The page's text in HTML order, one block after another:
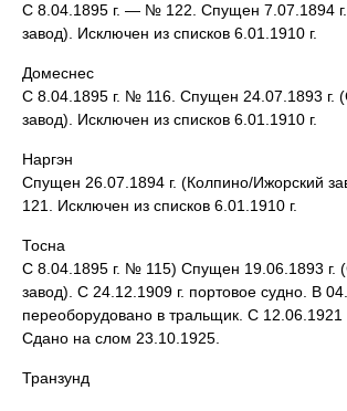
С 8.04.1895 г. — № 122. Спущен 7.07.1894
завод). Исключен из списков 6.01.1910 г.
Домеснес
С 8.04.1895 г. № 116. Спущен 24.07.1893 г.
завод). Исключен из списков 6.01.1910 г.
Наргэн
Спущен 26.07.1894 г. (Колпино/Ижорский
121. Исключен из списков 6.01.1910 г.
Тосна
С 8.04.1895 г. № 115) Спущен 19.06.1893 г.
завод). С 24.12.1909 г. портовое судно. В
переоборудовано в тральщик. С 12.06.1921
Сдано на слом 23.10.1925.
Транзунд